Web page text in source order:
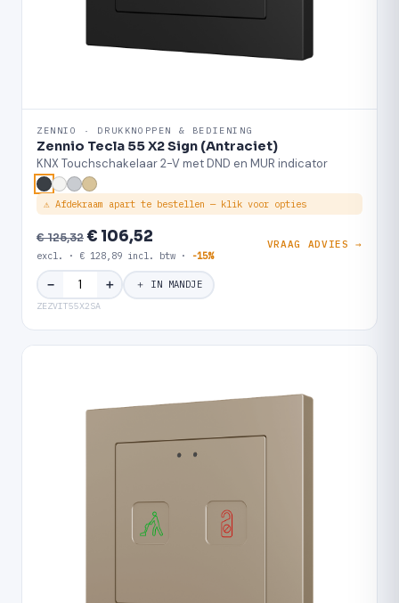
ZENNIO · DRUKKNOPPEN & BEDIENING
Zennio Tecla 55 X2 Sign (Antraciet)
KNX Touchschakelaar 2-V met DND en MUR indicator
⚠ Afdekraam apart te bestellen — klik voor opties
€ 125,32€ 106,52
excl. · € 128,89 incl. btw · -15%
VRAAG ADVIES →
− ＋ ＋ IN MANDJE
ZEZVIT55X2SA